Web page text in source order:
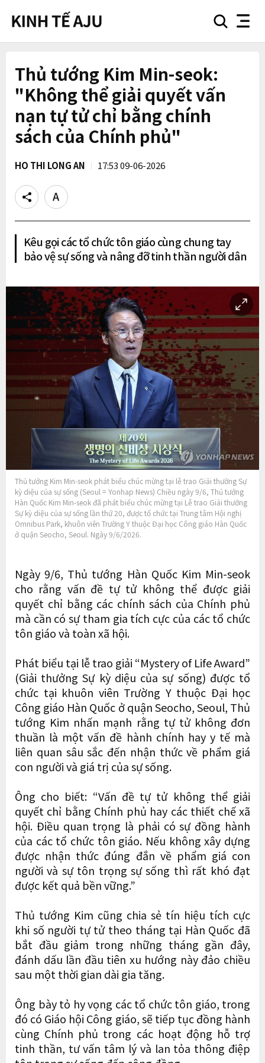
searchnav
Thủ tướng Kim Min-seok:
"Không thể giải quyết vấn
nạn tự tử chỉ bằng chính
sách của Chính phủ"
HO THI LONG AN 17:53 09-06-2026
Share
Text
size
Kêu gọi các tổ chức tôn giáo cùng chung tay
bảo vệ sự sống và nâng đỡ tinh thần người dân
Thủ tướng Kim Min-seok phát biểu chúc mừng tại lễ trao Giải thưởng Sự
kỳ diệu của sự sống (Seoul = Yonhap News) Chiều ngày 9/6, Thủ tướng
Hàn Quốc Kim Min-seok đã phát biểu chúc mừng tại Lễ trao Giải thưởng
Sự kỳ diệu của sự sống lần thứ 20, được tổ chức tại Trung tâm Hội nghị
Omnibus Park, khuôn viên Trường Y thuộc Đại học Công giáo Hàn Quốc
ở quận Seocho, Seoul. Ngày 9/6/2026.
Ngày 9/6, Thủ tướng Hàn Quốc Kim Min-seok
cho rằng vấn đề tự tử không thể được giải
quyết chỉ bằng các chính sách của Chính phủ
mà cần có sự tham gia tích cực của các tổ chức
tôn giáo và toàn xã hội.
Phát biểu tại lễ trao giải “Mystery of Life Award”
(Giải thưởng Sự kỳ diệu của sự sống) được tổ
chức tại khuôn viên Trường Y thuộc Đại học
Công giáo Hàn Quốc ở quận Seocho, Seoul, Thủ
tướng Kim nhấn mạnh rằng tự tử không đơn
thuần là một vấn đề hành chính hay y tế mà
liên quan sâu sắc đến nhận thức về phẩm giá
con người và giá trị của sự sống.
Ông cho biết: “Vấn đề tự tử không thể giải
quyết chỉ bằng Chính phủ hay các thiết chế xã
hội. Điều quan trọng là phải có sự đồng hành
của các tổ chức tôn giáo. Nếu không xây dựng
được nhận thức đúng đắn về phẩm giá con
người và sự tôn trọng sự sống thì rất khó đạt
được kết quả bền vững.”
Thủ tướng Kim cũng chia sẻ tín hiệu tích cực
khi số người tự tử theo tháng tại Hàn Quốc đã
bắt đầu giảm trong những tháng gần đây,
đánh dấu lần đầu tiên xu hướng này đảo chiều
sau một thời gian dài gia tăng.
Ông bày tỏ hy vọng các tổ chức tôn giáo, trong
đó có Giáo hội Công giáo, sẽ tiếp tục đồng hành
cùng Chính phủ trong các hoạt động hỗ trợ
tinh thần, tư vấn tâm lý và lan tỏa thông điệp